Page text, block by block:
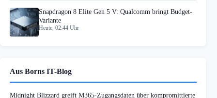
Snapdragon 8 Elite Gen 5 V: Qualcomm bringt Budget-
Variante
Heute, 02:44 Uhr
Aus Borns IT-Blog
Midnight Blizzard greift M365-Zugangsdaten über kompromittierte